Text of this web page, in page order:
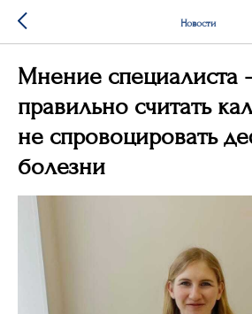
Новости
Мнение специалиста
правильно считать
не спровоцировать
болезни